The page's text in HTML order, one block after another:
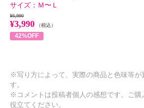
サイズ： Ｍ〜Ｌ
¥6,990
¥3,990 （税込）
42%OFF
※写り方によって、実際の商品と色味等が
す。
※コメントは投稿者個人の感想です。ご購
役立てください。